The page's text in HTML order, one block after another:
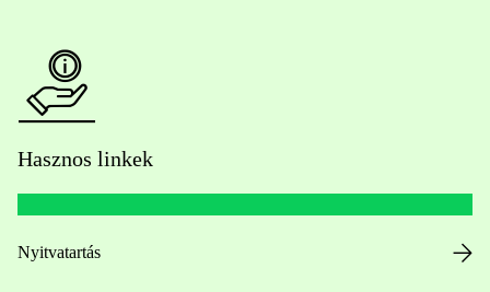
Hasznos linkek
Nyitvatartás